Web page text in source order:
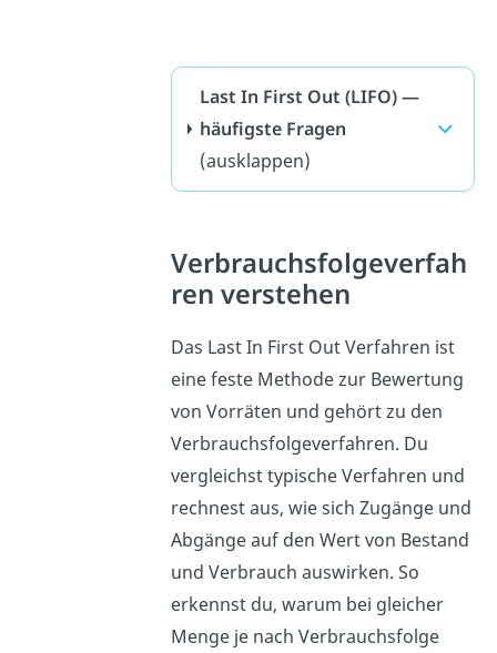
Last In First Out (LIFO) —
häufigste Fragen
(ausklappen)
Verbrauchsfolgeverfah
ren verstehen
Das Last In First Out Verfahren ist
eine feste Methode zur Bewertung
von Vorräten und gehört zu den
Verbrauchsfolgeverfahren. Du
vergleichst typische Verfahren und
rechnest aus, wie sich Zugänge und
Abgänge auf den Wert von Bestand
und Verbrauch auswirken. So
erkennst du, warum bei gleicher
Menge je nach Verbrauchsfolge